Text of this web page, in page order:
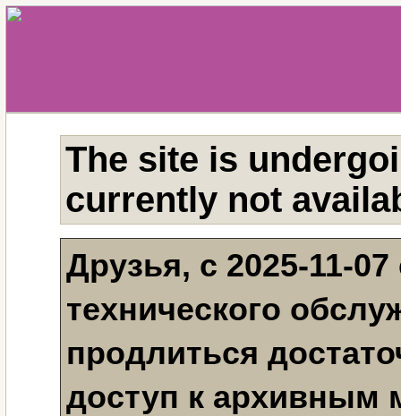
The site is
currently not
Друзья, с 2025-11-
технического
продлиться
доступ к архивным